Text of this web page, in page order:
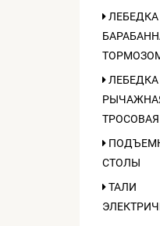
СТОЛЫ
ТАЛИ